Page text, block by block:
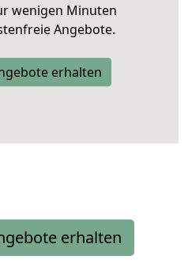
wenigen Minuten
Angebote.
erhalten
erhalten